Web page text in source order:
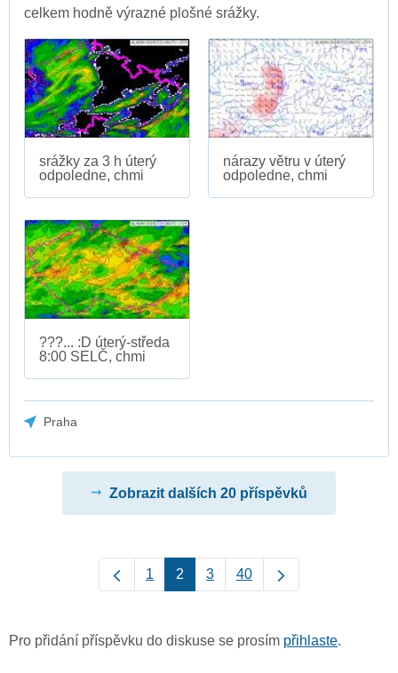
celkem hodně výrazné plošné srážky.
srážky za 3 h úterý
odpoledne, chmi
nárazy větru v úterý
odpoledne, chmi
???... :D úterý-středa
8:00 SELČ, chmi
Praha
Zobrazit dalších 20 příspěvků
1 2 3 40
Pro přidání příspěvku do diskuse se prosím přihlaste.